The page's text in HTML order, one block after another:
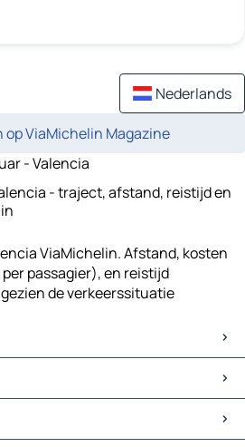
Nederlands
op ViaMichelin Magazine
- Valencia
- traject, afstand, reistijd en
ViaMichelin. Afstand, kosten
passagier), en reistijd
de verkeerssituatie